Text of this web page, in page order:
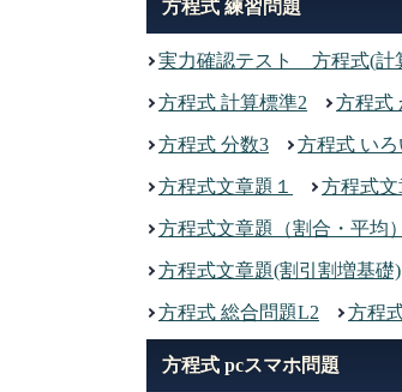
方程式 練習問題
実力確認テスト 方程式(計
方程式 計算標準2 方程式
方程式 分数3 方程式 いろ
方程式文章題１ 方程式
方程式文章題（割合・平均）
方程式文章題(割引割増基礎)
方程式 総合問題L2 方程
方程式 pcスマホ問題